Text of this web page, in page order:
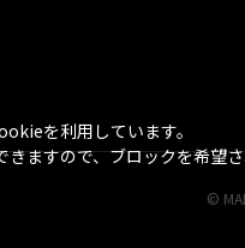
©
を利用しています。
ますので、ブロックを希望